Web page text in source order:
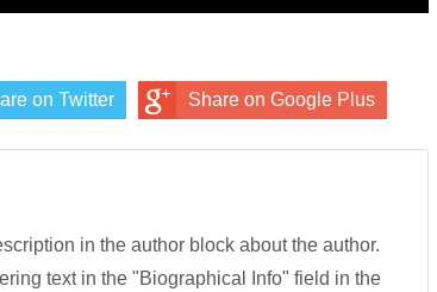
on Twitter Share on Google Plus
in the author block about the author.
text in the "Biographical Info" field in the